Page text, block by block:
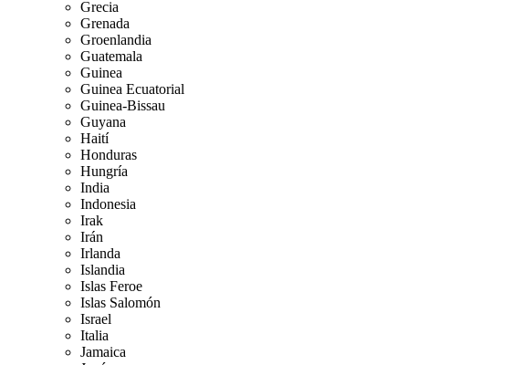
Grecia
Grenada
Groenlandia
Guatemala
Guinea
Guinea Ecuatorial
Guinea-Bissau
Guyana
Haití
Honduras
Hungría
India
Indonesia
Irak
Irán
Irlanda
Islandia
Islas Feroe
Islas Salomón
Israel
Italia
Jamaica